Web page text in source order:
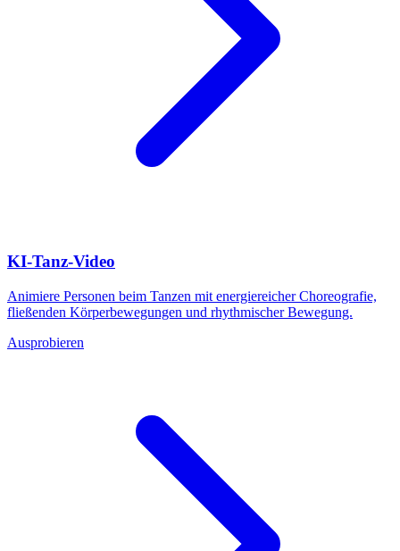
KI-Tanz-Video
Animiere Personen beim Tanzen mit energiereicher Choreografie,
fließenden Körperbewegungen und rhythmischer Bewegung.
Ausprobieren